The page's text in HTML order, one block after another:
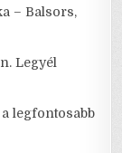
– Balsors,
Legyél
legfontosabb